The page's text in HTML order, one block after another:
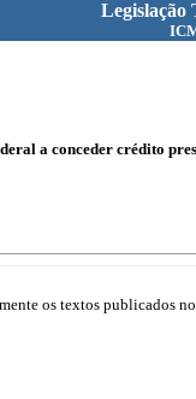
Legislação
a conceder crédito
os textos publicados